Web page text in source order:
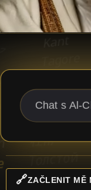
🔗ZAČLENIT MĚ